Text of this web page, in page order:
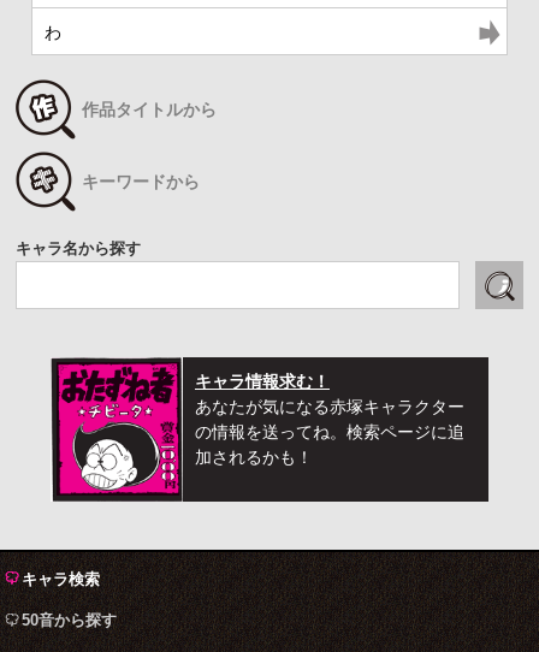
わ
作品タイトルから
キーワードから
キャラ名から探す
キャラ情報求む！
あなたが気になる赤塚キャラクター
の情報を送ってね。検索ページに追
加されるかも！
キャラ検索
50音から探す